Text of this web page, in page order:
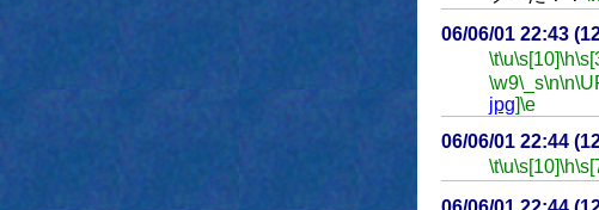
06/06/01 22:43
\t\u\s[10]\h
\w9\_s\n\n
jpg]\e
06/06/01 22:44
\t\u\s[10]\h